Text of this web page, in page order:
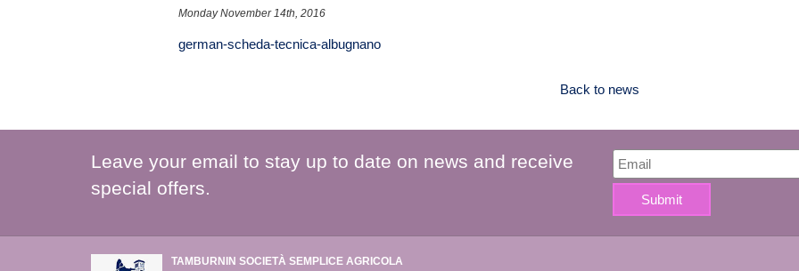
Monday November 14th, 2016
german-scheda-tecnica-albugnano
Back to news
Leave your email to stay up to date on news and receive
special offers.
TAMBURNIN SOCIETÀ SEMPLICE AGRICOLA